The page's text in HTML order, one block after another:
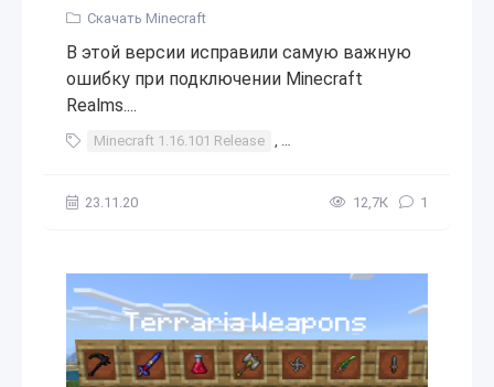
Скачать Minecraft
В этой версии исправили самую важную
ошибку при подключении Minecraft
Realms....
Minecraft 1.16.101 Release , Minecraft 1.16.101 релиз
23.11.20 12,7К 1